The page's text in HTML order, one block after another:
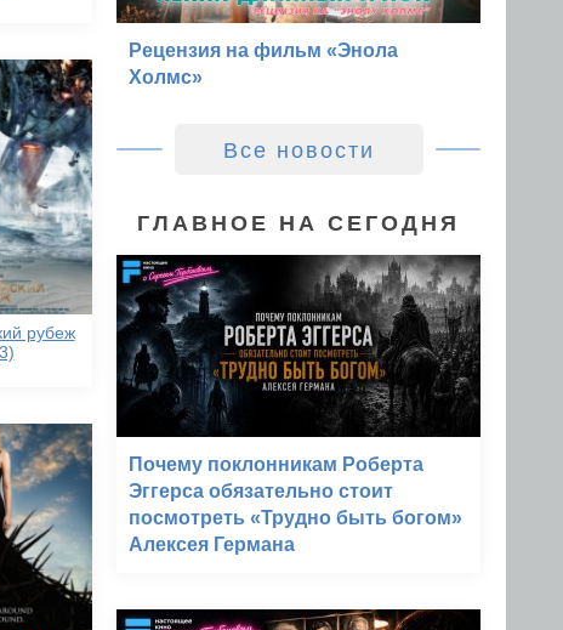
рубеж
Рецензия на фильм «Энола
Холмс»
Все новости
ГЛАВНОЕ НА СЕГОДНЯ
Почему поклонникам Роберта
Эггерса обязательно стоит
посмотреть «Трудно быть богом»
Алексея Германа